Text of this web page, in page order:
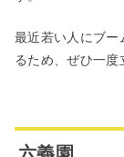
最近若い人にブー
るため、ぜひ一度